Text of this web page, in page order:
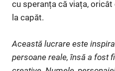
cu speranța că viața,
la capăt.
Această lucrare este
persoane reale, însă a fost